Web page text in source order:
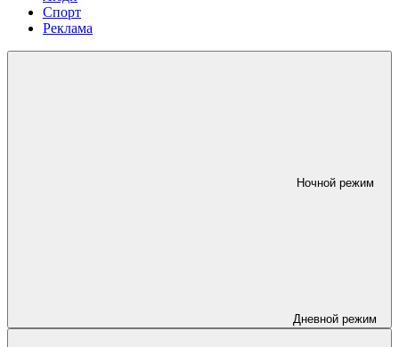
Спорт
Реклама
Ночной режим
Дневной режим